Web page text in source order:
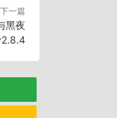
下一篇
黑夜